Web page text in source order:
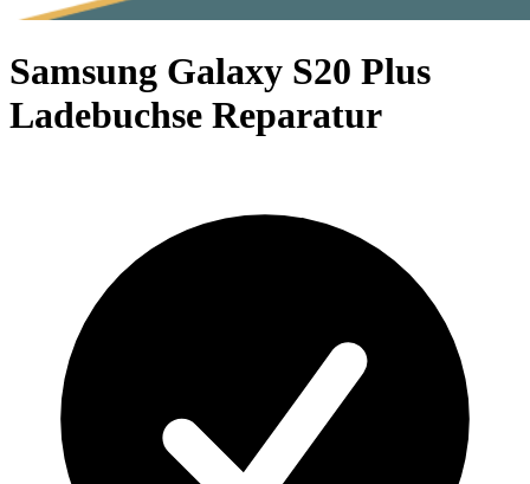
Samsung Galaxy S20 Plus
Ladebuchse Reparatur